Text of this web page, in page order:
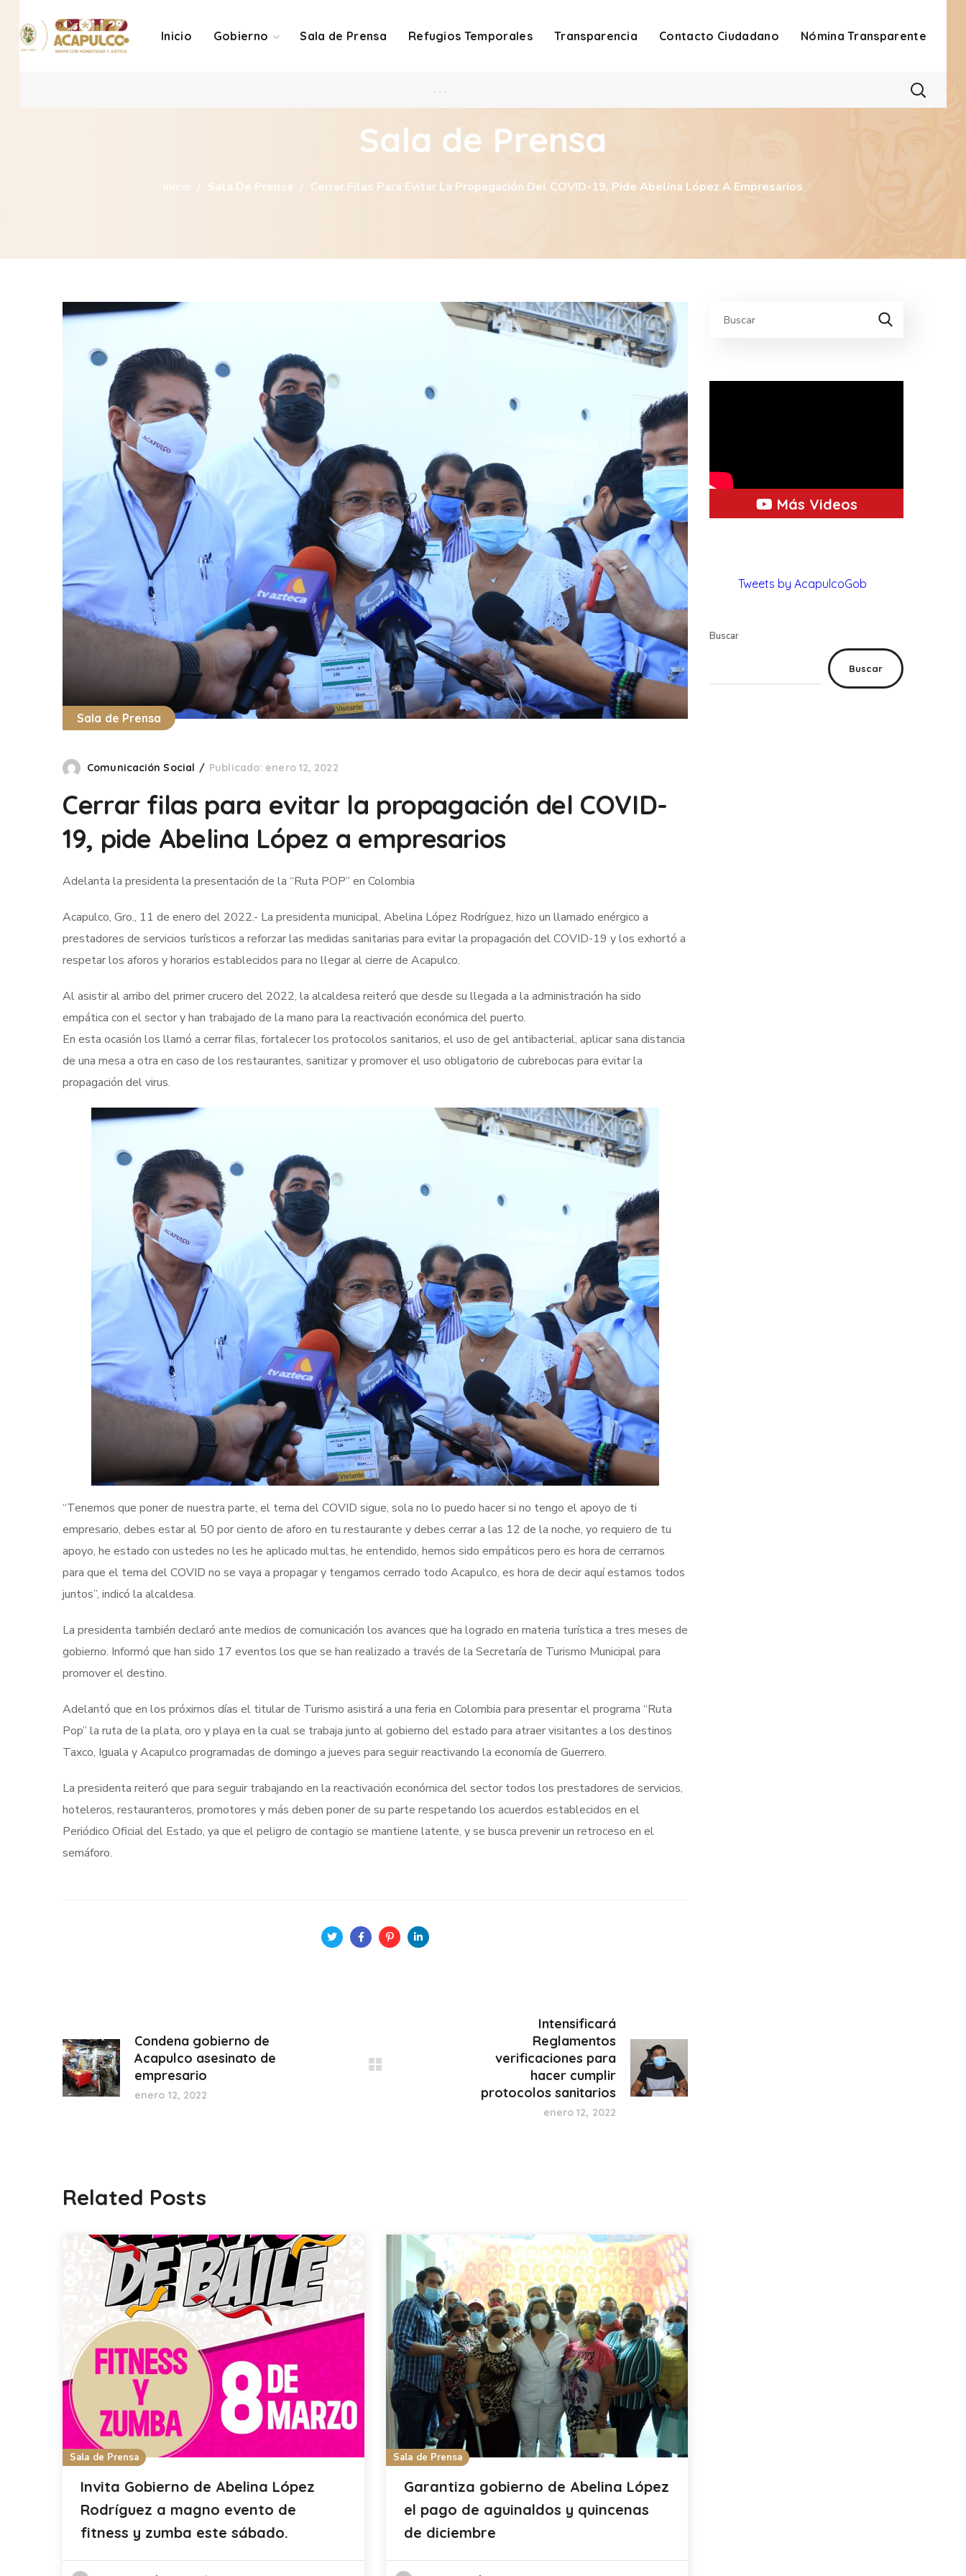
Inicio Gobierno Sala de Prensa Refugios Temporales Transparencia Contacto Ciudadano Nómina Transparente
. . .
Sala de Prensa
Inicio Sala De Prensa Cerrar Filas Para Evitar La Propagación Del COVID-19, Pide Abelina López A Empresarios
Sala de Prensa
Comunicación Social Publicado: enero 12, 2022
Cerrar filas para evitar la propagación del COVID-
19, pide Abelina López a empresarios
Adelanta la presidenta la presentación de la “Ruta POP” en Colombia
Acapulco, Gro., 11 de enero del 2022.- La presidenta municipal, Abelina López Rodríguez, hizo un llamado enérgico a
prestadores de servicios turísticos a reforzar las medidas sanitarias para evitar la propagación del COVID-19 y los exhortó a
respetar los aforos y horarios establecidos para no llegar al cierre de Acapulco.
Al asistir al arribo del primer crucero del 2022, la alcaldesa reiteró que desde su llegada a la administración ha sido
empática con el sector y han trabajado de la mano para la reactivación económica del puerto.
En esta ocasión los llamó a cerrar filas, fortalecer los protocolos sanitarios, el uso de gel antibacterial, aplicar sana distancia
de una mesa a otra en caso de los restaurantes, sanitizar y promover el uso obligatorio de cubrebocas para evitar la
propagación del virus.
“Tenemos que poner de nuestra parte, el tema del COVID sigue, sola no lo puedo hacer si no tengo el apoyo de ti
empresario, debes estar al 50 por ciento de aforo en tu restaurante y debes cerrar a las 12 de la noche, yo requiero de tu
apoyo, he estado con ustedes no les he aplicado multas, he entendido, hemos sido empáticos pero es hora de cerrarnos
para que el tema del COVID no se vaya a propagar y tengamos cerrado todo Acapulco, es hora de decir aquí estamos todos
juntos”, indicó la alcaldesa.
La presidenta también declaró ante medios de comunicación los avances que ha logrado en materia turística a tres meses de
gobierno. Informó que han sido 17 eventos los que se han realizado a través de la Secretaría de Turismo Municipal para
promover el destino.
Adelantó que en los próximos días el titular de Turismo asistirá a una feria en Colombia para presentar el programa “Ruta
Pop” la ruta de la plata, oro y playa en la cual se trabaja junto al gobierno del estado para atraer visitantes a los destinos
Taxco, Iguala y Acapulco programadas de domingo a jueves para seguir reactivando la economía de Guerrero.
La presidenta reiteró que para seguir trabajando en la reactivación económica del sector todos los prestadores de servicios,
hoteleros, restauranteros, promotores y más deben poner de su parte respetando los acuerdos establecidos en el
Periódico Oficial del Estado, ya que el peligro de contagio se mantiene latente, y se busca prevenir un retroceso en el
semáforo.
Condena gobierno de
Acapulco asesinato de
empresario
enero 12, 2022
Intensificará
Reglamentos
verificaciones para
hacer cumplir
protocolos sanitarios
enero 12, 2022
Related Posts
Sala de Prensa
Invita Gobierno de Abelina López
Rodríguez a magno evento de
fitness y zumba este sábado.
Sala de Prensa
Garantiza gobierno de Abelina López
el pago de aguinaldos y quincenas
de diciembre
Más Videos
Tweets by AcapulcoGob
Buscar
Buscar